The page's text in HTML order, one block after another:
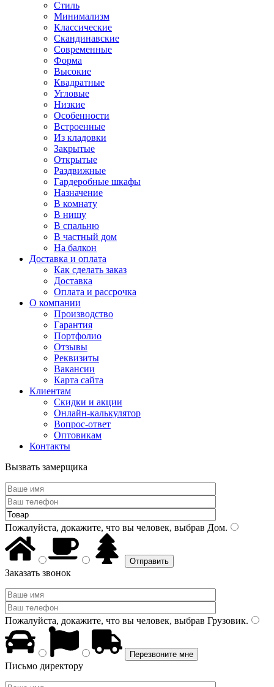
Стиль
Минимализм
Классические
Скандинавские
Современные
Форма
Высокие
Квадратные
Угловые
Низкие
Особенности
Встроенные
Из кладовки
Закрытые
Открытые
Раздвижные
Гардеробные шкафы
Назначение
В комнату
В нишу
В спальню
В частный дом
На балкон
Доставка и оплата
Как сделать заказ
Доставка
Оплата и рассрочка
О компании
Производство
Гарантия
Портфолио
Отзывы
Реквизиты
Вакансии
Карта сайта
Клиентам
Скидки и акции
Онлайн-калькулятор
Вопрос-ответ
Оптовикам
Контакты
Вызвать замерщика
Пожалуйста, докажите, что вы человек, выбрав Дом.
Заказать звонок
Пожалуйста, докажите, что вы человек, выбрав Грузовик.
Письмо директору